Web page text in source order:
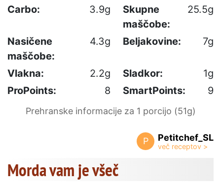
Carbo: 3.9g
Skupne
maščobe:
25.5g
Nasičene
maščobe:
4.3g Beljakovine: 7g
Vlakna: 2.2g Sladkor:
1g
ProPoints:
8 SmartPoints: 9
Prehranske informacije za 1 porcijo (51g)
P Petitchef_SL
Morda vam je všeč